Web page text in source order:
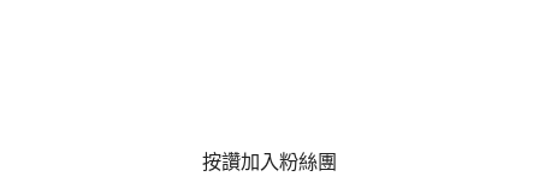
按讚加入粉絲團